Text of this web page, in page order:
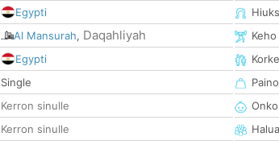
Egypti
Al Mansurah, Daqahliyah
Egypti
Single
Kerron sinulle
Kerron sinulle
Keho
Paino